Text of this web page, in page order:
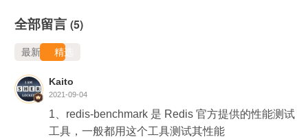
全部留言 (5)
最新 精选
Kaito
2021-09-04
1、redis-benchmark 是 Redis 官方提供的性能测试
工具，一般都用这个工具测试其性能